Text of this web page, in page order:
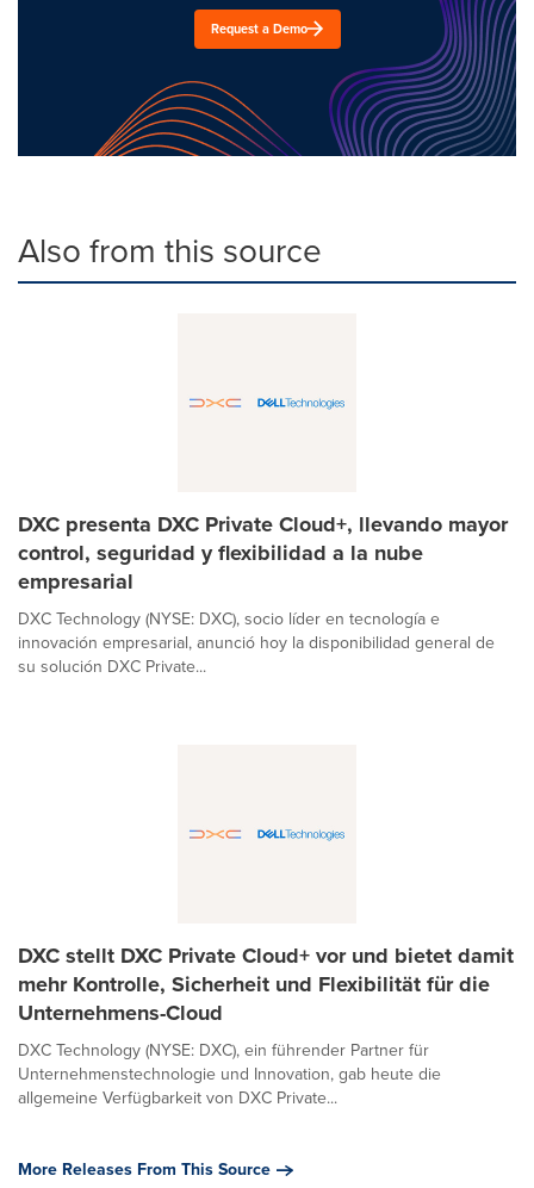
Request a Demo
Also from this source
DXC presenta DXC Private Cloud+, llevando mayor
control, seguridad y flexibilidad a la nube
empresarial
DXC Technology (NYSE: DXC), socio líder en tecnología e
innovación empresarial, anunció hoy la disponibilidad general de
su solución DXC Private...
DXC stellt DXC Private Cloud+ vor und bietet damit
mehr Kontrolle, Sicherheit und Flexibilität für die
Unternehmens-Cloud
DXC Technology (NYSE: DXC), ein führender Partner für
Unternehmenstechnologie und Innovation, gab heute die
allgemeine Verfügbarkeit von DXC Private...
More Releases From This Source